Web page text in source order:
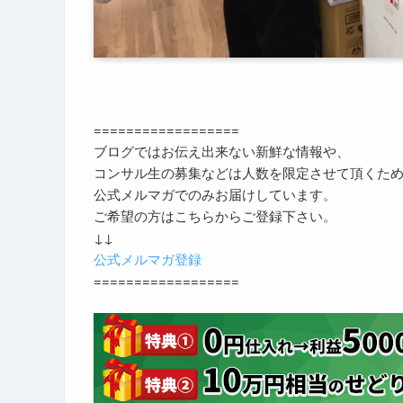
==================
ブログではお伝え出来ない新鮮な情報や、
コンサル生の募集などは人数を限定させて頂くため
公式メルマガでのみお届けしています。
ご希望の方はこちらからご登録下さい。
↓↓
公式メルマガ登録
==================